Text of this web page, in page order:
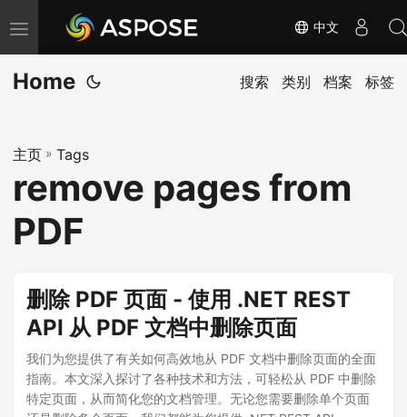
切
换
导
中文
Home 搜索 类别 档案 标签
主页 » Tags
remove pages from
PDF
删除 PDF 页面 - 使用 .NET REST
API 从 PDF 文档中删除页面
我们为您提供了有关如何高效地从 PDF 文档中删除页面的全面
指南。本文深入探讨了各种技术和方法，可轻松从 PDF 中删除
特定页面，从而简化您的文档管理。无论您需要删除单个页面